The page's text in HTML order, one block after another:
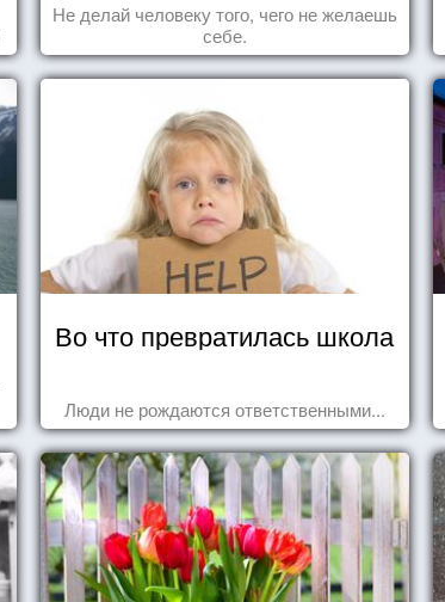
Не делай человеку того, чего не желаешь
себе.
Во что превратилась школа
Люди не рождаются ответственными...